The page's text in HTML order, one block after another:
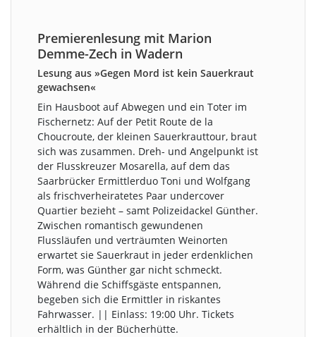
Premierenlesung mit Marion
Demme-Zech in Wadern
Lesung aus »Gegen Mord ist kein Sauerkraut
gewachsen«
Ein Hausboot auf Abwegen und ein Toter im
Fischernetz: Auf der Petit Route de la
Choucroute, der kleinen Sauerkrauttour, braut
sich was zusammen. Dreh- und Angelpunkt ist
der Flusskreuzer Mosarella, auf dem das
Saarbrücker Ermittlerduo Toni und Wolfgang
als frischverheiratetes Paar undercover
Quartier bezieht – samt Polizeidackel Günther.
Zwischen romantisch gewundenen
Flussläufen und verträumten Weinorten
erwartet sie Sauerkraut in jeder erdenklichen
Form, was Günther gar nicht schmeckt.
Während die Schiffsgäste entspannen,
begeben sich die Ermittler in riskantes
Fahrwasser. || Einlass: 19:00 Uhr. Tickets
erhältlich in der Bücherhütte.